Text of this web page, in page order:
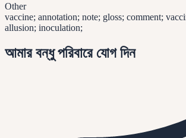
Other
vaccine; annotation; note; gloss; comment;
allusion; inoculation;
আমার বন্ধু পরিবারে যোগ দিন